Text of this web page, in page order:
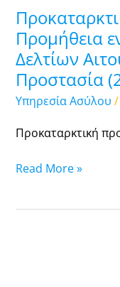
187528)
Προμήθεια
Δελτίων
Προστασία
Υπηρεσία Ασύλου
Προκαταρκτική
Προκαταρκτική
προκήρυξη
για
την
Προμήθεια
εντύπων
για
εκτύπωση
Δελτίων
Read More »